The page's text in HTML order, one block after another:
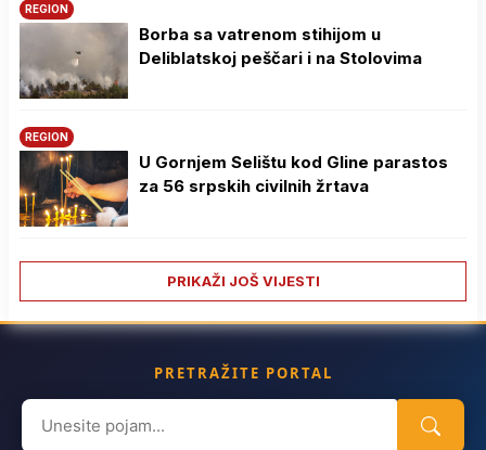
REGION
Borba sa vatrenom stihijom u
Deliblatskoj peščari i na Stolovima
REGION
U Gornjem Selištu kod Gline parastos
za 56 srpskih civilnih žrtava
PRIKAŽI JOŠ VIJESTI
PRETRAŽITE PORTAL
Search
for: